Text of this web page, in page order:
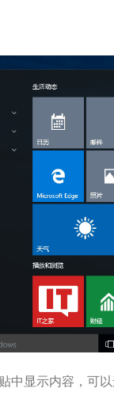
中显示内容，可